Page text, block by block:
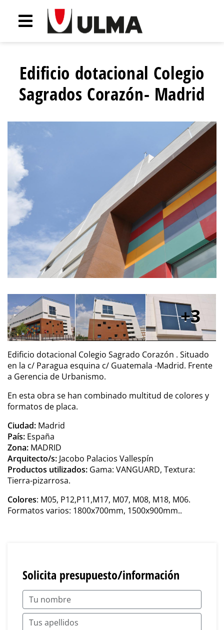
Edificio dotacional Colegio
Sagrados Corazón- Madrid
3
Edificio dotacional Colegio Sagrado Corazón . Situado
en la c/ Paragua esquina c/ Guatemala -Madrid. Frente
a Gerencia de Urbanismo.
En esta obra se han combinado multitud de colores y
formatos de placa.
Ciudad: Madrid
País: España
Zona: MADRID
Arquitecto/s: Jacobo Palacios Vallespín
Productos utilizados: Gama: VANGUARD, Textura:
Tierra-pizarrosa.
Colores: M05, P12,P11,M17, M07, M08, M18, M06.
Formatos varios: 1800x700mm, 1500x900mm..
Solicita presupuesto/información